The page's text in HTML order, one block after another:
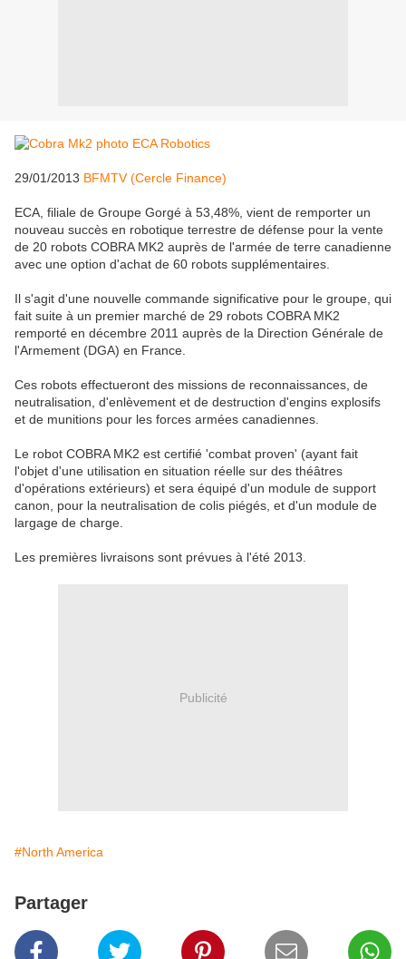
29/01/2013 BFMTV (Cercle Finance)
ECA, filiale de Groupe Gorgé à 53,48%, vient de remporter un
nouveau succès en robotique terrestre de défense pour la vente
de 20 robots COBRA MK2 auprès de l'armée de terre canadienne
avec une option d'achat de 60 robots supplémentaires.
Il s'agit d'une nouvelle commande significative pour le groupe, qui
fait suite à un premier marché de 29 robots COBRA MK2
remporté en décembre 2011 auprès de la Direction Générale de
l'Armement (DGA) en France.
Ces robots effectueront des missions de reconnaissances, de
neutralisation, d'enlèvement et de destruction d'engins explosifs
et de munitions pour les forces armées canadiennes.
Le robot COBRA MK2 est certifié 'combat proven' (ayant fait
l'objet d'une utilisation en situation réelle sur des théâtres
d'opérations extérieurs) et sera équipé d'un module de support
canon, pour la neutralisation de colis piégés, et d'un module de
largage de charge.
Les premières livraisons sont prévues à l'été 2013.
Publicité
#North America
Partager